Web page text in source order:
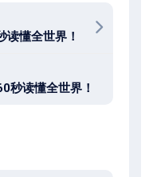
懂全世界！
秒读懂全世界！